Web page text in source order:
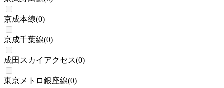
京成本線(0)
京成千葉線(0)
成田スカイアクセス(0)
東京メトロ銀座線(0)